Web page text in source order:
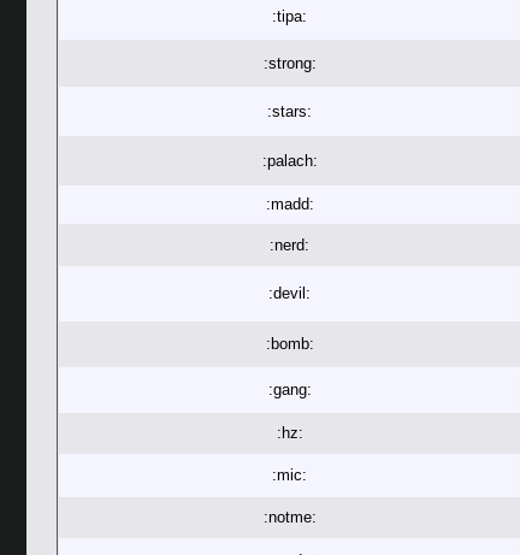
:tipa:
:strong:
:stars:
:palach:
:madd:
:nerd:
:devil:
:bomb:
:gang:
:hz:
:mic:
:notme: